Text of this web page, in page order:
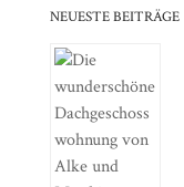
NEUESTE BEITRÄGE